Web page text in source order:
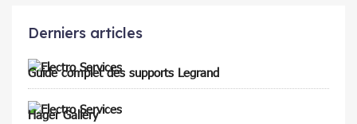
Derniers articles
Guide complet des supports Legrand
Hager Gallery